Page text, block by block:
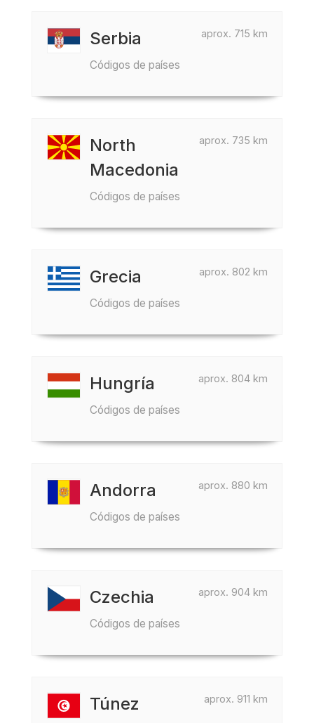
aprox. 715 km
Serbia
Códigos de países
aprox. 735 km
North
Macedonia
Códigos de países
aprox. 802 km
Grecia
Códigos de países
aprox. 804 km
Hungría
Códigos de países
aprox. 880 km
Andorra
Códigos de países
aprox. 904 km
Czechia
Códigos de países
aprox. 911 km
Túnez